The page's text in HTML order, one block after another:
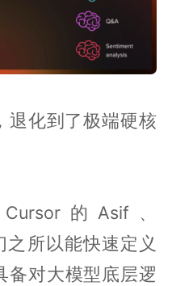
退化到了极端硬核
的Asif、
所以能快速定义
备对大模型底层逻